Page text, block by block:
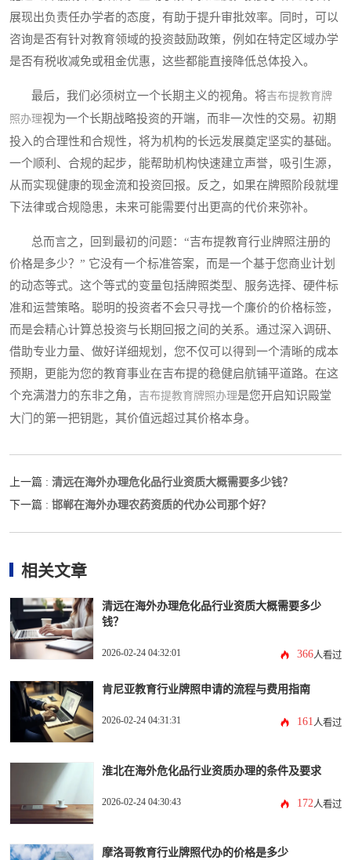
展现出负责任办学者的态度，有助于提升审批效率。同时，可以
咨询是否有针对教育领域的投资鼓励政策，例如在特定区域办学
是否有税收减免或租金优惠，这些都能直接降低总体投入。
最后，我们必须树立一个长期主义的视角。将吉布提教育牌
照办理视为一个长期战略投资的开端，而非一次性的交易。初期
投入的合理性和合规性，将为机构的长远发展奠定坚实的基础。
一个顺利、合规的起步，能帮助机构快速建立声誉，吸引生源，
从而实现健康的现金流和投资回报。反之，如果在牌照阶段就埋
下法律或合规隐患，未来可能需要付出更高的代价来弥补。
总而言之，回到最初的问题：“吉布提教育行业牌照注册的
价格是多少？” 它没有一个标准答案，而是一个基于您商业计划
的动态等式。这个等式的变量包括牌照类型、服务选择、硬件标
准和运营策略。聪明的投资者不会只寻找一个廉价的价格标签，
而是会精心计算总投资与长期回报之间的关系。通过深入调研、
借助专业力量、做好详细规划，您不仅可以得到一个清晰的成本
预期，更能为您的教育事业在吉布提的稳健启航铺平道路。在这
个充满潜力的东非之角， 吉布提教育牌照办理是您开启知识殿堂
大门的第一把钥匙，其价值远超过其价格本身。
上一篇 : 清远在海外办理危化品行业资质大概需要多少钱？
下一篇 : 邯郸在海外办理农药资质的代办公司那个好？
相关文章
清远在海外办理危化品行业资质大概需要多少
钱？
2026-02-24 04:32:01 366人看过
肯尼亚教育行业牌照申请的流程与费用指南
2026-02-24 04:31:31 161人看过
淮北在海外危化品行业资质办理的条件及要求
2026-02-24 04:30:43 172人看过
摩洛哥教育行业牌照代办的价格是多少